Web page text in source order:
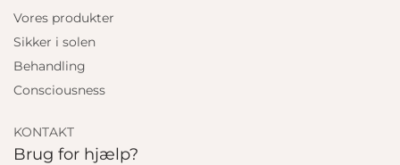
Vores produkter
Sikker i solen
Behandling
Consciousness
KONTAKT
Brug for hjælp?